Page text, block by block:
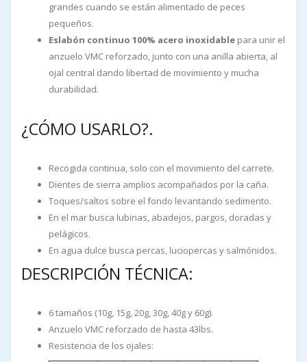
grandes cuando se están alimentado de peces
pequeños.
Eslabón continuo 100% acero inoxidable para unir el
anzuelo VMC reforzado, junto con una anilla abierta, al
ojal central dando libertad de movimiento y mucha
durabilidad.
¿CÓMO USARLO?.
Recogida continua, solo con el movimiento del carrete.
Dientes de sierra amplios acompañados por la caña.
Toques/saltos sobre el fondo levantando sedimento.
En el mar busca lubinas, abadejos, pargos, doradas y
pelágicos.
En agua dulce busca percas, luciopercas y salmónidos.
DESCRIPCIÓN TÉCNICA:
6 tamaños (10g, 15g, 20g, 30g, 40g y 60g).
Anzuelo VMC reforzado de hasta 43lbs.
Resistencia de los ojales: